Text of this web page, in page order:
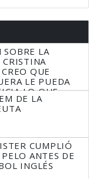
SOBRE LA
CRISTINA
QUE
LE PUEDA
LO QUE
DE LA
CUMPLIÓ
ANTES DE
INGLÉS